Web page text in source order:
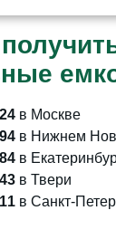
в Москве
в Нижнем
в
в Твери
в Санкт-